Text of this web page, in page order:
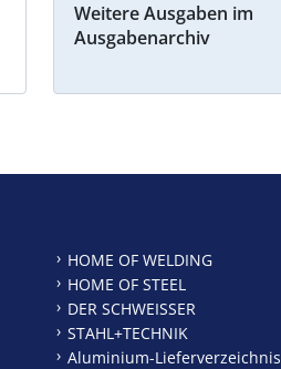
Weitere Ausgaben im
Ausgabenarchiv
HOME OF WELDING
HOME OF STEEL
DER SCHWEISSER
STAHL+TECHNIK
Aluminium-Lieferverzeichnis